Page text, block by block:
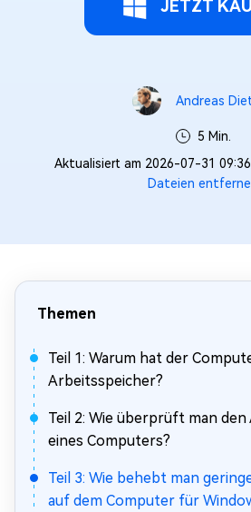
JETZT
Andreas
5 Min.
Aktualisiert am 2026-07-31
Dateien
Themen
Teil 1: Warum hat der
Arbeitsspeicher?
Teil 2: Wie überprüft man
eines Computers?
Teil 3: Wie behebt man
auf dem Computer für